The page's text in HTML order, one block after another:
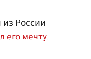
России
его мечту.